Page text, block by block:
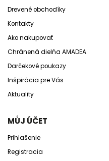
Drevené obchodíky
Kontakty
Ako nakupovať
Chránená dielňa AMADEA
Darčekové poukazy
Inšpirácia pre Vás
Aktuality
MŮJ ÚČET
Prihlašenie
Registracia